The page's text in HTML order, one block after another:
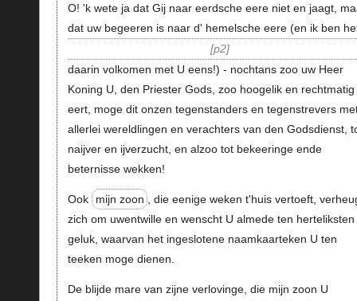
O! 'k wete ja dat Gij naar eerdsche eere niet en jaagt,
dat uw begeeren is naar d' hemelsche eere (en ik ben
p2
daarin volkomen met U eens!) - nochtans zoo uw Heer
Koning U, den Priester Gods, zoo hoogelik en rechtmatig
eert, moge dit onzen tegenstanders en tegenstrevers
allerlei wereldlingen en verachters van den Godsdienst,
naijver en ijverzucht, en alzoo tot bekeeringe ende
beternisse wekken!
Ook mijn zoon
, die eenige weken t'huis vertoeft,
zich om uwentwille en wenscht U almede ten herteliksten
geluk, waarvan het ingeslotene naamkaarteken U ten
teeken moge dienen.
De blijde mare van zijne verlovinge, die mijn zoon U